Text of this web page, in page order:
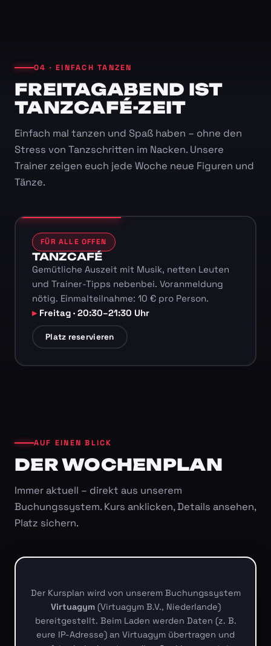
04 · EINFACH TANZEN
FREITAGABEND IST
TANZCAFÉ-ZEIT
Einfach mal tanzen und Spaß haben – ohne den
Stress von Tanzschritten im Nacken. Unsere
Trainer zeigen euch jede Woche neue Figuren und
Tänze.
FÜR ALLE OFFEN
TANZCAFÉ
Gemütliche Auszeit mit Musik, netten Leuten
und Trainer-Tipps nebenbei. Voranmeldung
nötig. Einmalteilnahme: 10 € pro Person.
Freitag · 20:30–21:30 Uhr
Platz reservieren
AUF EINEN BLICK
DER WOCHENPLAN
Immer aktuell – direkt aus unserem
Buchungssystem. Kurs anklicken, Details ansehen,
Platz sichern.
Der Kursplan wird von unserem Buchungssystem
Virtuagym(Virtuagym B.V., Niederlande)
bereitgestellt. Beim Laden werden Daten (z. B.
eure IP-Adresse) an Virtuagym übertragen und